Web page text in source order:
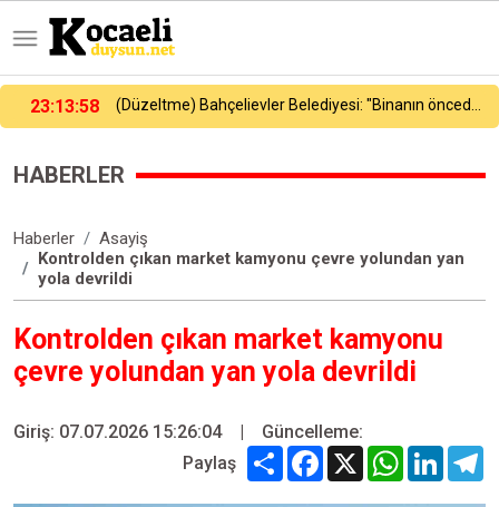
23:16:23 Galatasaray, yeni sezon hazırlıklarını sürdürdü
HABERLER
Haberler
Asayiş
Kontrolden çıkan market kamyonu çevre yolundan yan
yola devrildi
Kontrolden çıkan market kamyonu
çevre yolundan yan yola devrildi
Giriş: 07.07.2026 15:26:04 |
Güncelleme:
Paylaş
Share Facebook
X WhatsApp